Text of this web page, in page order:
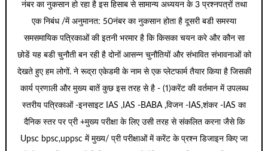
नंबर का नुकसान हो रहा है इस हिसाब से सामान्य अध्ययन के 3 प्रश्नपत्रों तथा
एक निबंध /में अनुमानत: 50नंबर का नुकसान होता है दूसरी बडी समस्या
समसमायिक पत्रिकाओं की इतनी भरमार है कि किसका चयन करे और कौन सा
छोडें यह बडी चुनौती बन रही है दोनों आसन्न चुनौतियों और संभावित संभावनाओं को
देखते हुए हम लोगों. ने रूद्रा एकेडमी के नाम से एक प्लेटफार्म तैयार किया है जिसकी
कार्य प्रणाली और मुख्य बातें कुछ इस तरह से है - (1)करेंट की वर्तमान में उपलब्ध
स्तरीय पत्रिकाओं -इनसाइट IAS ,IAS -BABA ,विजन -IAS,शंकर -IAS का
दैनिक स्तर पर प्री +मुख्य परीक्षा के लिए उसी तरह से संकलित करना जैसे कि
Upsc bpsc,uppsc में मुख्य/ प्री परीक्षाओं में करेंट के प्रश्न डिजाइन किए जा